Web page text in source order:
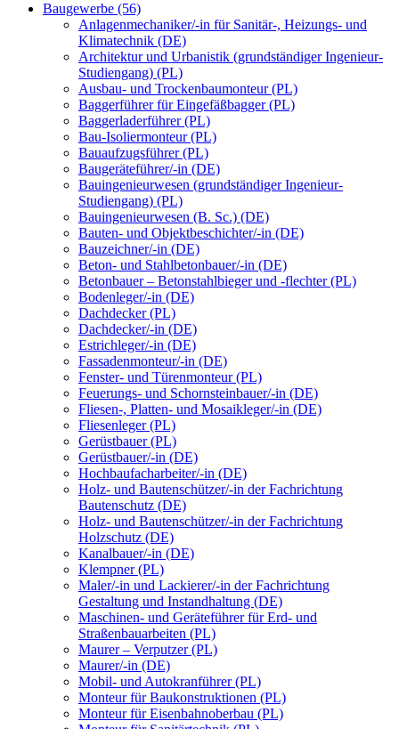
Baugewerbe (56)
Anlagenmechaniker/-in für Sanitär-, Heizungs- und
Klimatechnik (DE)
Architektur und Urbanistik (grundständiger Ingenieur-
Studiengang) (PL)
Ausbau- und Trockenbaumonteur (PL)
Baggerführer für Eingefäßbagger (PL)
Baggerladerführer (PL)
Bau-Isoliermonteur (PL)
Bauaufzugsführer (PL)
Baugeräteführer/-in (DE)
Bauingenieurwesen (grundständiger Ingenieur-
Studiengang) (PL)
Bauingenieurwesen (B. Sc.) (DE)
Bauten- und Objektbeschichter/-in (DE)
Bauzeichner/-in (DE)
Beton- und Stahlbetonbauer/-in (DE)
Betonbauer – Betonstahlbieger und -flechter (PL)
Bodenleger/-in (DE)
Dachdecker (PL)
Dachdecker/-in (DE)
Estrichleger/-in (DE)
Fassadenmonteur/-in (DE)
Fenster- und Türenmonteur (PL)
Feuerungs- und Schornsteinbauer/-in (DE)
Fliesen-, Platten- und Mosaikleger/-in (DE)
Fliesenleger (PL)
Gerüstbauer (PL)
Gerüstbauer/-in (DE)
Hochbaufacharbeiter/-in (DE)
Holz- und Bautenschützer/-in der Fachrichtung
Bautenschutz (DE)
Holz- und Bautenschützer/-in der Fachrichtung
Holzschutz (DE)
Kanalbauer/-in (DE)
Klempner (PL)
Maler/-in und Lackierer/-in der Fachrichtung
Gestaltung und Instandhaltung (DE)
Maschinen- und Geräteführer für Erd- und
Straßenbauarbeiten (PL)
Maurer – Verputzer (PL)
Maurer/-in (DE)
Mobil- und Autokranführer (PL)
Monteur für Baukonstruktionen (PL)
Monteur für Eisenbahnoberbau (PL)